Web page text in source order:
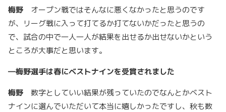
梅野 オープン戦ではそんなに悪くなかったと思うのです
が、リーグ戦に入って打てるか打てないかだったと思うの
で、試合の中で一人一人が結果を出せるか出せないかという
ところが大事だと思います。
―梅野選手は春にベストナインを受賞されました
梅野 数字としていい結果が残っていたのでなんとかベスト
ナインに選んでいただいて本当に嬉しかったですし、秋も数